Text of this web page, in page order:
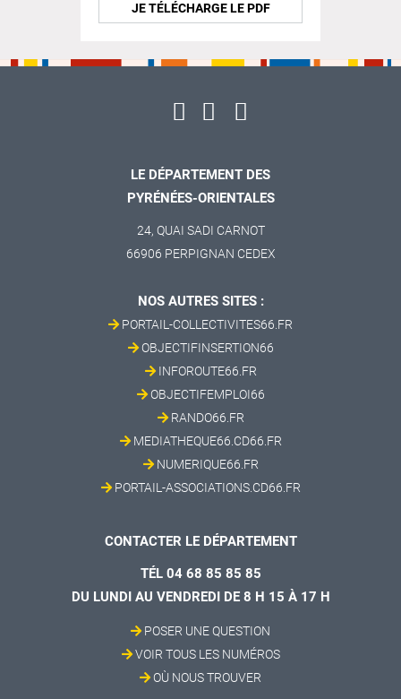
JE TÉLÉCHARGE LE PDF
LE DÉPARTEMENT DES
PYRÉNÉES-ORIENTALES
24, QUAI SADI CARNOT
66906 PERPIGNAN CEDEX
NOS AUTRES SITES :
PORTAIL-COLLECTIVITES66.FR
OBJECTIFINSERTION66
INFOROUTE66.FR
OBJECTIFEMPLOI66
RANDO66.FR
MEDIATHEQUE66.CD66.FR
NUMERIQUE66.FR
PORTAIL-ASSOCIATIONS.CD66.FR
CONTACTER LE DÉPARTEMENT
TÉL 04 68 85 85 85
DU LUNDI AU VENDREDI DE 8 H 15 À 17 H
POSER UNE QUESTION
VOIR TOUS LES NUMÉROS
OÙ NOUS TROUVER